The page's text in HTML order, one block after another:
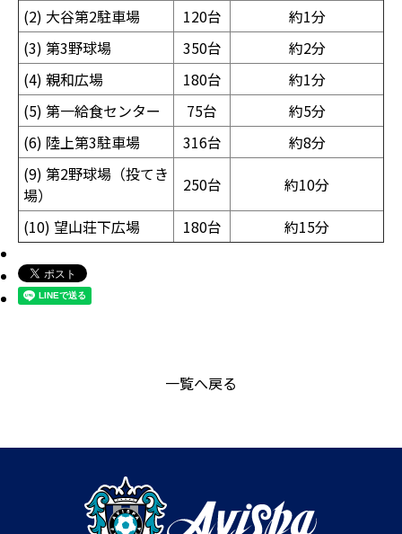
(2) 大谷第2駐車場
120台
約1分
(3) 第3野球場
350台
約2分
(4) 親和広場
180台
約1分
(5) 第一給食センター
75台
約5分
(6) 陸上第3駐車場
316台
約8分
(9) 第2野球場（投てき
場）
250台
約10分
(10) 望山荘下広場
180台 約15分
一覧へ戻る